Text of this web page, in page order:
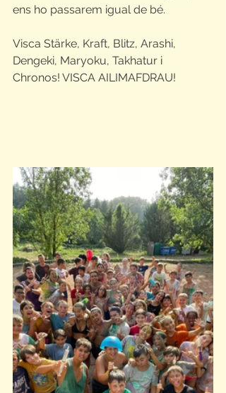
ens ho passarem igual de bé.
Visca Stärke, Kraft, Blitz, Arashi,
Dengeki, Maryoku, Takhatur i
Chronos! VISCA AILIMAFDRAU!